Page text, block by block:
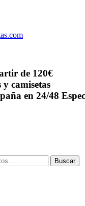
de 120€
y camisetas
en 24/48
Buscar